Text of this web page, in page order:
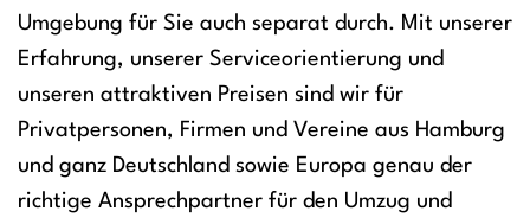
Umgebung für Sie auch separat durch. Mit unserer
Erfahrung, unserer Serviceorientierung und
unseren attraktiven Preisen sind wir für
Privatpersonen, Firmen und Vereine aus Hamburg
und ganz Deutschland sowie Europa genau der
richtige Ansprechpartner für den Umzug und